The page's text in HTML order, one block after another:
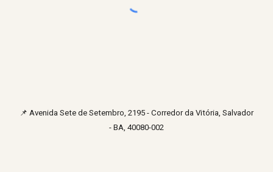
📌 Avenida Sete de Setembro, 2195 - Corredor da Vitória, Salvador
- BA, 40080-002